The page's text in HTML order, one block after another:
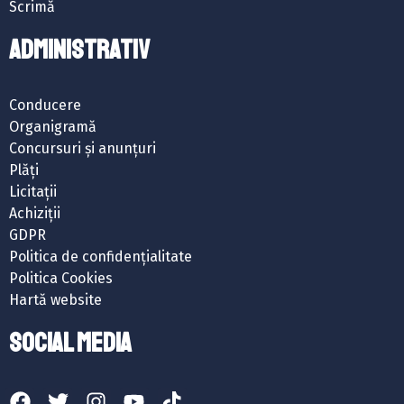
Scrimă
ADMINISTRATIV
Conducere
Organigramă
Concursuri și anunțuri
Plăți
Licitații
Achiziții
GDPR
Politica de confidențialitate
Politica Cookies
Hartă website
SOCIAL MEDIA